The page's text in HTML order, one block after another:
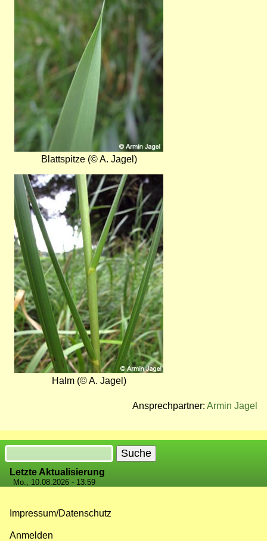
Blattspitze (© A. Jagel)
Bild
Halm (© A. Jagel)
Ansprechpartner: Armin Jagel
Suche
Letzte Aktualisierung
Mo., 10.08.2026 - 13:59
Impressum/Datenschutz
Anmelden